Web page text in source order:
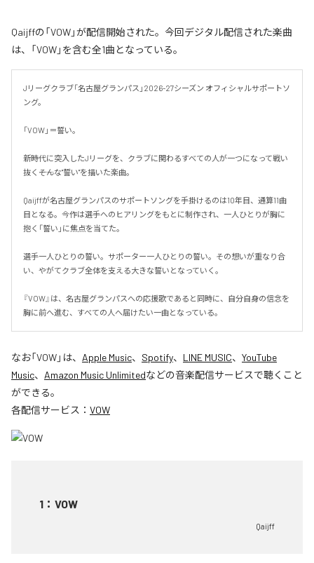
Qaijffの「VOW」が配信開始された。今回デジタル配信された楽曲
は、「VOW」を含む全1曲となっている。
Jリーグクラブ「名古屋グランパス」2026-27シーズン オフィシャルサポートソ
ング。
「VOW」＝誓い。
新時代に突入したJリーグを、クラブに関わるすべての人が一つになって戦い
抜く――そんな"誓い"を描いた楽曲。
Qaijffが名古屋グランパスのサポートソングを手掛けるのは10年目、通算11曲
目となる。今作は選手へのヒアリングをもとに制作され、一人ひとりが胸に
抱く「誓い」に焦点を当てた。
選手一人ひとりの誓い。サポーター一人ひとりの誓い。その想いが重なり合
い、やがてクラブ全体を支える大きな誓いとなっていく。
『VOW』は、名古屋グランパスへの応援歌であると同時に、自分自身の信念を
胸に前へ進む、すべての人へ届けたい一曲となっている。
なお「VOW」は、 Apple Music、 Spotify、 LINE MUSIC、 YouTube
Music、 Amazon Music Unlimitedなどの音楽配信サービスで聴くこと
ができる。
各配信サービス： VOW
1 ： VOW
Qaijff